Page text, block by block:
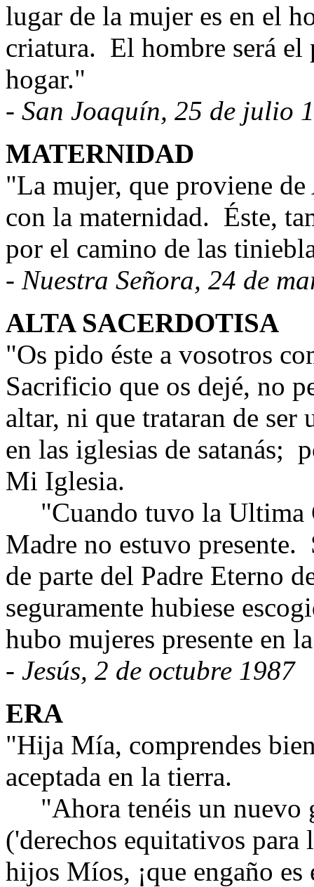
lugar de la mujer es en el
criatura. El hombre será el
hogar."
- San Joaquín, 25 de julio
MATERNIDAD
"La mujer, que proviene
con la maternidad. Éste,
por el camino de las
- Nuestra Señora, 24 de
ALTA SACERDOTISA
"Os pido éste a vosotros
Sacrificio que os dejé, no
altar, ni que trataran de ser
en las iglesias de satanás;
Mi Iglesia.
"Cuando tuvo la Ultima
Madre no estuvo presente.
de parte del Padre Eterno
seguramente hubiese
hubo mujeres presente en
- Jesús, 2 de octubre 1987
ERA
"Hija Mía, comprendes
aceptada en la tierra.
"Ahora tenéis un nuevo
('derechos equitativos
hijos Míos, ¡que engaño es